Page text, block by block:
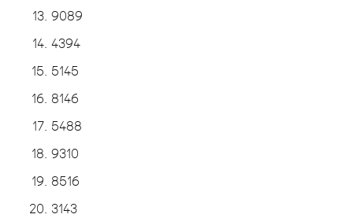
9089
4394
5145
8146
5488
9310
8516
3143